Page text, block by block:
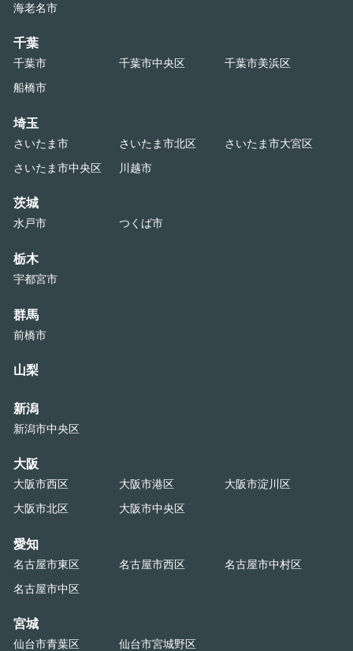
海老名市
千葉
千葉市 千葉市中央区
千葉市美浜区
船橋市
埼玉
さいたま市 さいたま市北区
さいたま市大宮区
さいたま市中央区
川越市
茨城
水戸市 つくば市
栃木
宇都宮市
群馬
前橋市
山梨
新潟
新潟市中央区
大阪
大阪市西区 大阪市港区
大阪市淀川区
大阪市北区
大阪市中央区
愛知
名古屋市東区 名古屋市西区
名古屋市中村区
名古屋市中区
宮城
仙台市青葉区 仙台市宮城野区